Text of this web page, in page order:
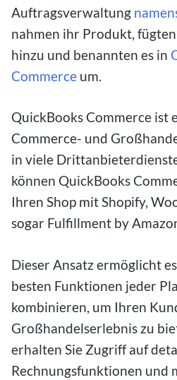
Auftragsverwaltung
nahmen ihr Produkt,
hinzu und benannten es in
Commerce um.
QuickBooks Commerce ist
Commerce- und
in viele
können QuickBooks
Ihren Shop mit Shopify,
sogar Fulfillment by
Dieser Ansatz ermöglicht
besten Funktionen jeder
kombinieren, um Ihren
Großhandelserlebnis zu
erhalten Sie Zugriff auf
Rechnungsfunktionen und